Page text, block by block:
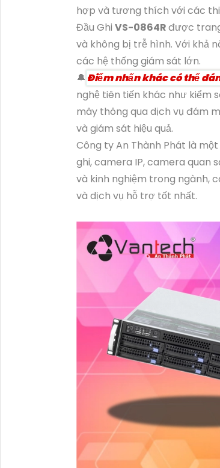
hợp và tương thích với các
Đầu Ghi VS-0864Rđược
và không bị trễ hình. Với khả
các hệ thống giám sát lớn.
🔔 Điểm nhấn khác có thể
nghệ tiên tiến khác như kiểm
mây thông qua dịch vụ đám
và giám sát hiệu quả.
Công ty An Thành Phát là
ghi, camera IP, camera quan
và kinh nghiệm trong ngành,
và dịch vụ hỗ trợ tốt nhất.